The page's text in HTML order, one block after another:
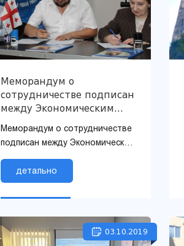
Меморандум о
сотрудничестве подписан
между Экономическим
университетом в Быдгоще
и THU
Меморандум о сотрудничестве
подписан между Экономическим
THUдетально
03.10.2019